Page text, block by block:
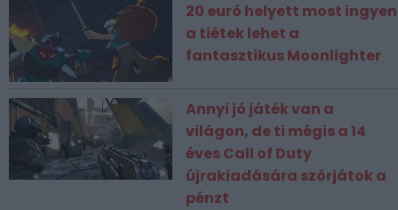
20 euró helyett most ingyen
a tiétek lehet a
fantasztikus Moonlighter
Annyi jó játék van a
világon, de ti mégis a 14
éves Call of Duty
újrakiadására szórjátok a
pénzt